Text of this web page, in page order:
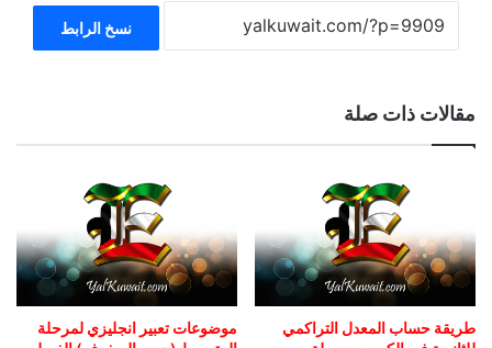
نسخ الرابط
مقالات ذات صلة
طريقة حساب المعدل التراكمي
موضوعات تعبير انجليزي لمرحلة